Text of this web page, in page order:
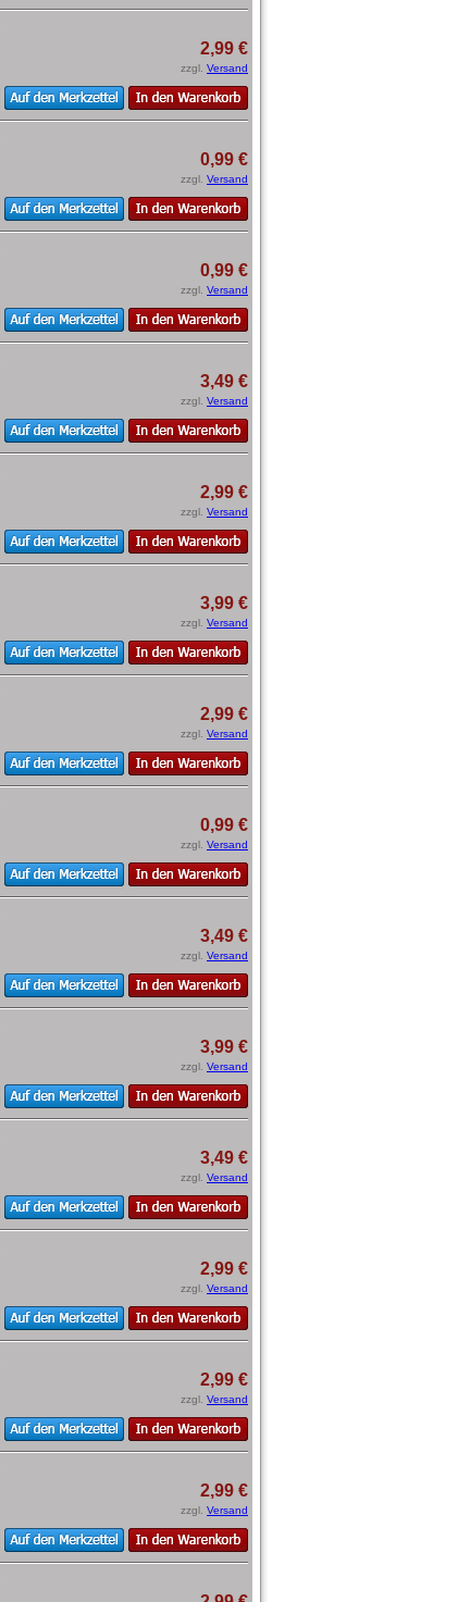
2,99 €
zzgl. Versand
0,99 €
zzgl. Versand
0,99 €
zzgl. Versand
3,49 €
zzgl. Versand
2,99 €
zzgl. Versand
3,99 €
zzgl. Versand
2,99 €
zzgl. Versand
0,99 €
zzgl. Versand
3,49 €
zzgl. Versand
3,99 €
zzgl. Versand
3,49 €
zzgl. Versand
2,99 €
zzgl. Versand
2,99 €
zzgl. Versand
2,99 €
zzgl. Versand